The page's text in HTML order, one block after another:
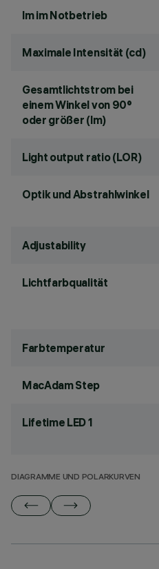
lm im Notbetrieb
Maximale Intensität (cd)
Gesamtlichtstrom bei
einem Winkel von 90°
oder größer (lm)
Light output ratio (LOR)
Optik und Abstrahlwinkel
Adjustability
Lichtfarbqualität
Farbtemperatur
MacAdam Step
Lifetime LED 1
DIAGRAMME UND POLARKURVEN